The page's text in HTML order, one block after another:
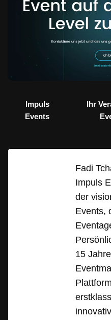
Impuls
Events
Ihr
Fadi
Impuls
der
Events,
15